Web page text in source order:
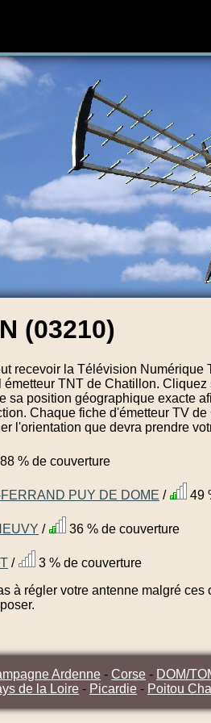
(03210)
recevoir la Télévision Numérique
émetteur TNT de Chatillon.
sa position géographique exacte
Chaque fiche d'émetteur TV
l'orientation que devra prendre
88 % de couverture
PUY DE DOME / 49
/ 36 % de couverture
/
3 % de couverture
à régler votre antenne malgré
Ardenne - Corse - DOM/
de la Loire - Picardie - Poitou